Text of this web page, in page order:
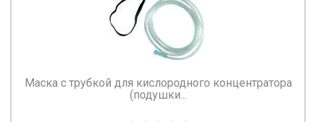
Маска с трубкой для кислородного концентратора
(подушки...